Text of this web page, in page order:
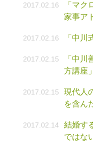
2017.02.16
「マ
家事ア
2017.02.16 「中
2017.02.15
「中
方講座
2017.02.15
現代人
を含ん
2017.02.14
結婚す
ではな